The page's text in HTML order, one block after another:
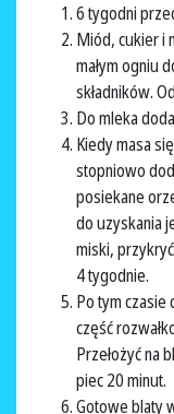
6 tygodni
Miód, cukier i
małym ogniu
składników.
Do mleka
Kiedy masa
stopniowo
posiekane
do uzyskania
miski,
4 tygodnie.
Po tym czasie
część
Przełożyć na
piec 20 minut.
Gotowe blaty